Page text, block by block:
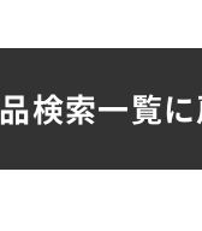
検索一覧